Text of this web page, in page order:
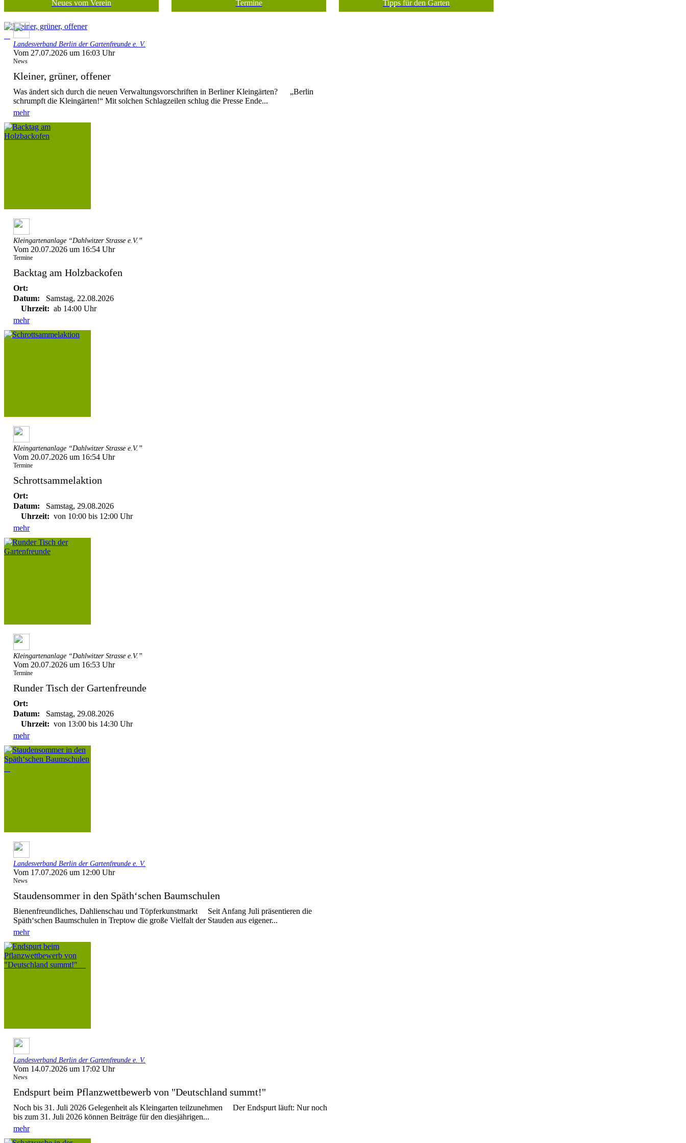
Neues vom Verein Termine Tipps für den Garten
Landesverband Berlin der Gartenfreunde e. V.
Vom 27.07.2026 um 16:03 Uhr
News
Kleiner, grüner, offener
Was ändert sich durch die neuen Verwaltungsvorschriften in Berliner Kleingärten? „Berlin
schrumpft die Kleingärten!“ Mit solchen Schlagzeilen schlug die Presse Ende...
mehr
Kleingartenanlage “Dahlwitzer Strasse e.V.”
Vom 20.07.2026 um 16:54 Uhr
Termine
Backtag am Holzbackofen
Ort:
Datum:
Samstag, 22.08.2026
Uhrzeit: ab 14:00 Uhr
mehr
Kleingartenanlage “Dahlwitzer Strasse e.V.”
Vom 20.07.2026 um 16:54 Uhr
Termine
Schrottsammelaktion
Ort:
Datum:
Samstag, 29.08.2026
Uhrzeit: von 10:00 bis 12:00 Uhr
mehr
Kleingartenanlage “Dahlwitzer Strasse e.V.”
Vom 20.07.2026 um 16:53 Uhr
Termine
Runder Tisch der Gartenfreunde
Ort:
Datum:
Samstag, 29.08.2026
Uhrzeit: von 13:00 bis 14:30 Uhr
mehr
Landesverband Berlin der Gartenfreunde e. V.
Vom 17.07.2026 um 12:00 Uhr
News
Staudensommer in den Späth‘schen Baumschulen
Bienenfreundliches, Dahlienschau und Töpferkunstmarkt Seit Anfang Juli präsentieren die
Späth‘schen Baumschulen in Treptow die große Vielfalt der Stauden aus eigener...
mehr
Landesverband Berlin der Gartenfreunde e. V.
Vom 14.07.2026 um 17:02 Uhr
News
Endspurt beim Pflanzwettbewerb von "Deutschland summt!"
Noch bis 31. Juli 2026 Gelegenheit als Kleingarten teilzunehmen Der Endspurt läuft: Nur noch
bis zum 31. Juli 2026 können Beiträge für den diesjährigen...
mehr